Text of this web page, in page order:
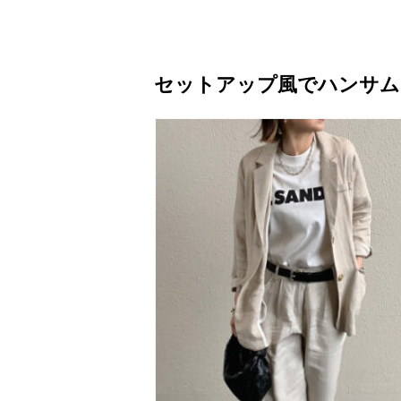
セットアップ風でハンサ